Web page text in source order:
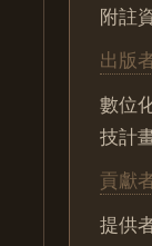
附註
出版
數位
技計
貢獻
提供